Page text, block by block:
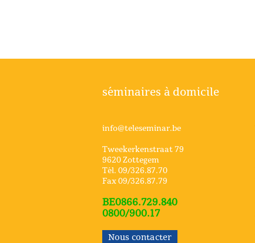
séminaires à domicile
info@teleseminar.be
Tweekerkenstraat 79
9620 Zottegem
Tél. 09/326.87.70
Fax 09/326.87.79
BE0866.729.840
0800/900.17
Nous contacter